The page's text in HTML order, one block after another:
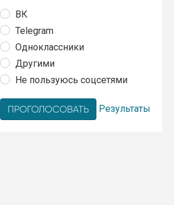
ВК
Telegram
Одноклассники
Другими
Не пользуюсь соцсетями
Результаты